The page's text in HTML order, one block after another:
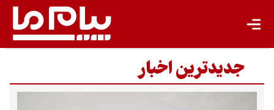
جدیدترین اخبار